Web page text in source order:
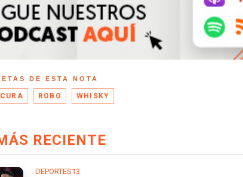
DE ESTA NOTA
ROBO WHISKY
RECIENTE
DEPORTES13